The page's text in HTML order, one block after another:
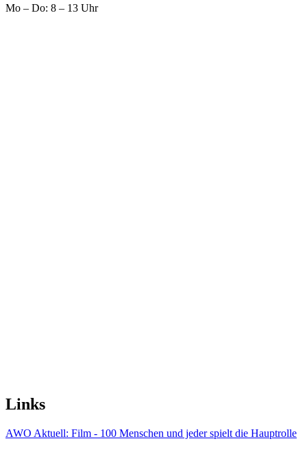
Mo – Do: 8 – 13 Uhr
Links
AWO Aktuell: Film - 100 Menschen und jeder spielt die Hauptrolle